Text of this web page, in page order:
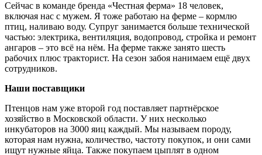
Сейчас в команде бренда «Честная ферма» 18 человек,
включая нас с мужем. Я тоже работаю на ферме – кормлю
птиц, наливаю воду. Супруг занимается больше технической
частью: электрика, вентиляция, водопровод, стройка и ремонт
ангаров – это всё на нём. На ферме также занято шесть
рабочих плюс тракторист. На сезон забоя нанимаем ещё двух
сотрудников.
Наши поставщики
Птенцов нам уже второй год поставляет партнёрское
хозяйство в Московской области. У них несколько
инкубаторов на 3000 яиц каждый. Мы называем породу,
которая нам нужна, количество, частоту покупок, и они сами
ищут нужные яйца. Также покупаем цыплят в одном